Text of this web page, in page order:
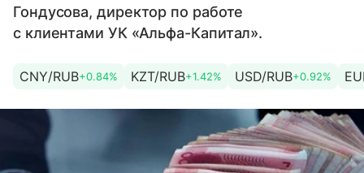
Гондусова, директор по работе
с клиентами УК «Альфа-Капитал».
CNY/RUB+0.84% KZT/RUB+1.42% USD/RUB+0.92%